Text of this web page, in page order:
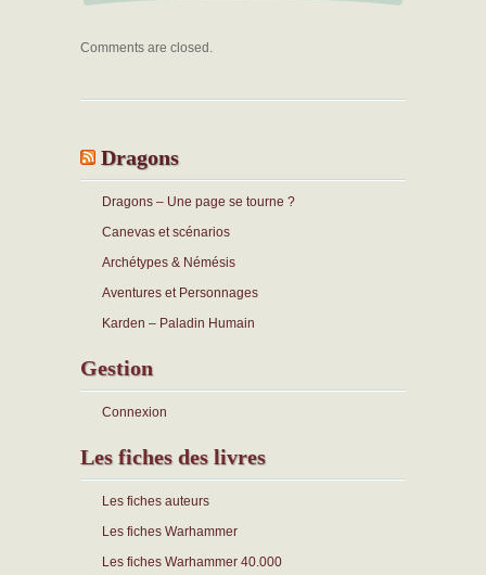
Comments are closed.
Dragons
Dragons – Une page se tourne ?
Canevas et scénarios
Archétypes & Némésis
Aventures et Personnages
Karden – Paladin Humain
Gestion
Connexion
Les fiches des livres
Les fiches auteurs
Les fiches Warhammer
Les fiches Warhammer 40.000